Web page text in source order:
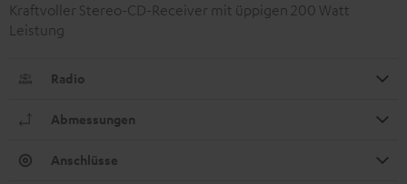
Kraftvoller Stereo-CD-Receiver mit üppigen 200 Watt
Leistung
Radio
Abmessungen
Anschlüsse